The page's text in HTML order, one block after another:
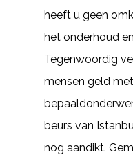
heeft u geen
het onderhoud
Tegenwoordig
mensen geld
beurs van
nog aandikt.